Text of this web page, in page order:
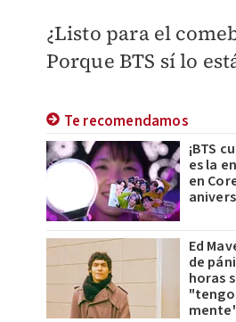
¿Listo para el
Porque BTS sí lo
Te recomendamos
¡BTS
es la
en
Ed
de
horas